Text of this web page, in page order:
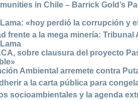
in Chile – Barrick Gold’s
«hoy perdió la corrupción y
frente a la mega minería:
sobre clausura del proyecto
Ambiental arremete contra
a la carta pública para
socioambientales y la agenda